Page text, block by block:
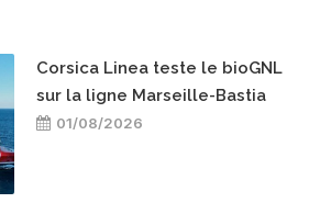
Corsica Linea teste le bioGNL
sur la ligne Marseille-Bastia
01/08/2026